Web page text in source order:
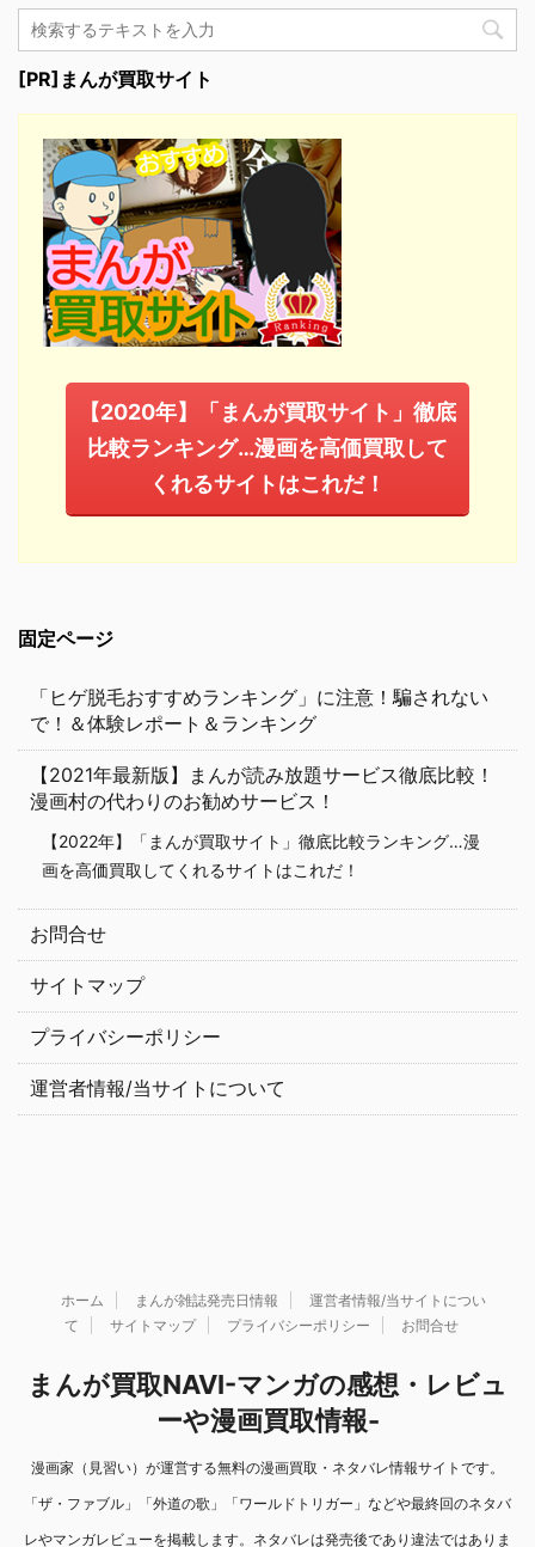
[PR]まんが買取サイト
【2020年】「まんが買取サイト」徹底
比較ランキング…漫画を高価買取して
くれるサイトはこれだ！
固定ページ
「ヒゲ脱毛おすすめランキング」に注意！騙されない
で！＆体験レポート＆ランキング
【2021年最新版】まんが読み放題サービス徹底比較！
漫画村の代わりのお勧めサービス！
【2022年】「まんが買取サイト」徹底比較ランキング…漫
画を高価買取してくれるサイトはこれだ！
お問合せ
サイトマップ
プライバシーポリシー
運営者情報/当サイトについて
ホーム まんが雑誌発売日情報
運営者情報/当サイトについ
て
サイトマップ プライバシーポリシー お問合せ
まんが買取NAVI-マンガの感想・レビュ
ーや漫画買取情報-
漫画家（見習い）が運営する無料の漫画買取・ネタバレ情報サイトです。
「ザ・ファブル」「外道の歌」「ワールドトリガー」などや最終回のネタバ
レやマンガレビューを掲載します。ネタバレは発売後であり違法ではありま